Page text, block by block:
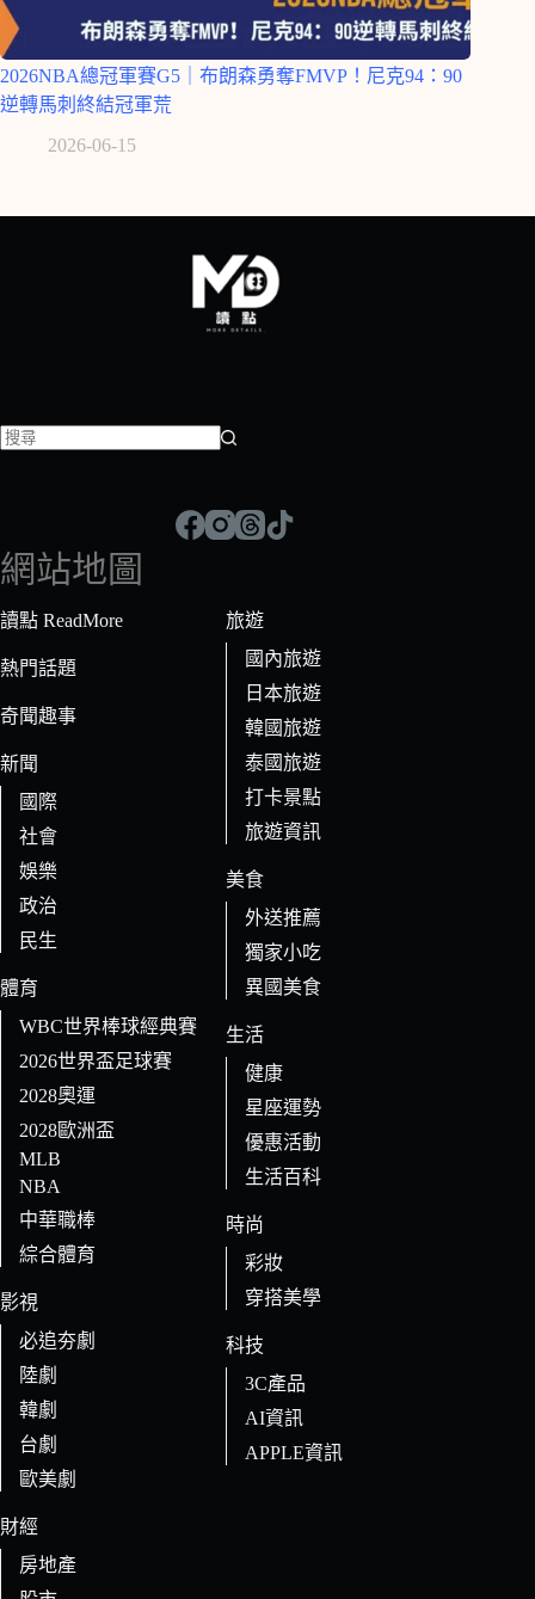
2026NBA總冠軍賽G5｜布朗森勇奪FMVP！尼克94：90
逆轉馬刺終結冠軍荒
2026-06-15
符
合
條
的
果
網站地圖
讀點 ReadMore
熱門話題
奇聞趣事
新聞
國際
社會
娛樂
政治
民生
體育
WBC世界棒球經典賽
2026世界盃足球賽
2028奧運
2028歐洲盃
MLB
NBA
中華職棒
綜合體育
影視
必追夯劇
陸劇
韓劇
台劇
歐美劇
財經
房地產
旅遊
國內旅遊
日本旅遊
韓國旅遊
泰國旅遊
打卡景點
旅遊資訊
美食
外送推薦
獨家小吃
異國美食
生活
健康
星座運勢
優惠活動
生活百科
時尚
彩妝
穿搭美學
科技
3C產品
AI資訊
APPLE資訊